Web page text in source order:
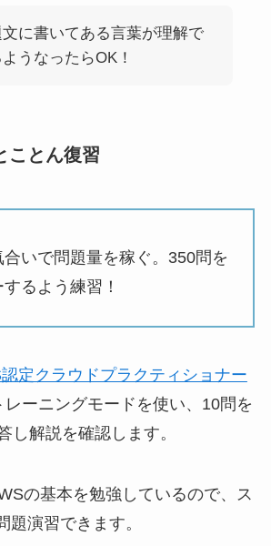
文に書いてある言葉が理解で
うなったらOK！
ことん復習
いで問題量を稼ぐ。350問を
るよう練習！
定クラウドプラクティショナー
レーニングモードを使い、10問を
し解説を確認します。
の基本を勉強しているので、ス
題演習できます。